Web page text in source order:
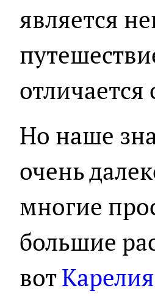
является
отличается
Но наше
очень
многие
большие
вотКарелия